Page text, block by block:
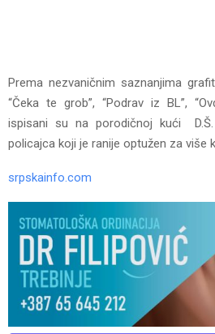
Prema nezvaničnim saznanjima
“Čeka te grob”, “Podrav iz BL”,
ispisani su na porodičnoj kući
policajca koji je ranije optužen za više
srpskainfo.com